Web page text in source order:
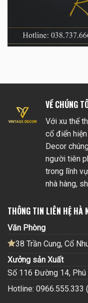
VỀ CHÚNG
Với xu thế
cổ điển
Decor
người tiên
trong lĩnh
nhà hàng,
THÔNG TIN LIÊN HỆ HÀ
Văn Phòng
38 Trần Cung, Cổ
Xưởng sản Xuất
Số 116 Đường 14, Phú
Hotline: 0966.555.333